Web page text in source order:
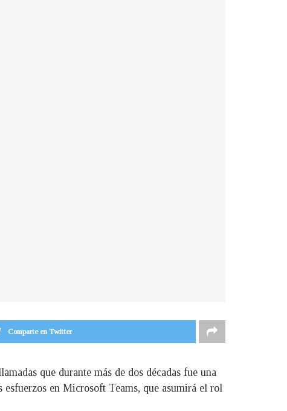
Comparte en Twitter
que durante más de dos décadas fue una
en Microsoft Teams, que asumirá el rol